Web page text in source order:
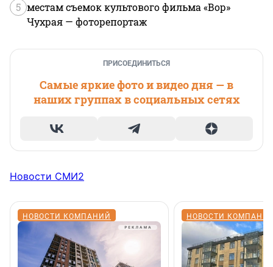
5 местам съемок культового фильма «Вор»
Чухрая — фоторепортаж
ПРИСОЕДИНИТЬСЯ
Самые яркие фото и видео дня — в
наших группах в социальных сетях
Новости СМИ2
НОВОСТИ КОМПАНИЙ НОВОСТИ